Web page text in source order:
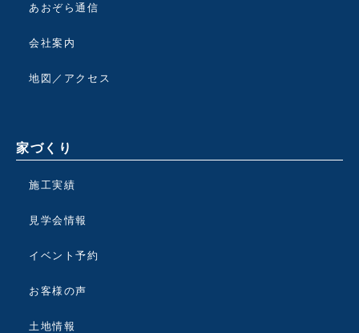
あおぞら通信
会社案内
地図／アクセス
家づくり
施工実績
見学会情報
イベント予約
お客様の声
土地情報